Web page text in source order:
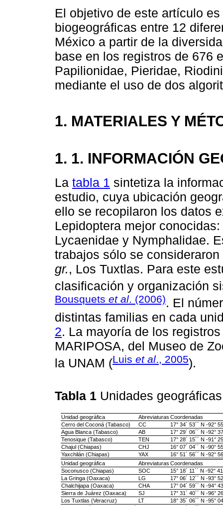
El objetivo de este artículo
biogeográficas entre 12
México a partir de la
base en los registros de 676
Papilionidae, Pieridae,
mediante el uso de dos
1. MATERIALES Y
1. 1. INFORMACIÓN
La tabla 1 sintetiza la
estudio, cuya ubicación
ello se recopilaron los datos
Lepidoptera mejor
Lycaenidae y Nymphalidae.
trabajos sólo se
gr., Los Tuxtlas. Para este
clasificación y organización
Bousquets et al. (2006). El
distintas familias en cada
2. La mayoría de los
MARIPOSA, del Museo de
la UNAM (Luis et al., 2005).
Tabla 1 Unidades
Unidad geográfica Abreviaturas Coordenadas
Cerro del Coconá (Tabasco)
CC
17° 34´ 53´´ N -92°
Agua Blanca (Tabasco)
AB
17° 29´ 06´´ N -92°
Tenosique (Tabasco)
TEN
17° 28´ 15´´ N -91°
Chajul (Chiapas)
CHJ
16° 07´ 04´´ N -90°
Yaxchilán (Chiapas)
YAX
16° 51´ 56´´ N -92°
Unidad geográfica
Abreviaturas Coordenadas
Soconusco (Chiapas)
SOC
15° 18´ 11´´ N -92°
La Gringa (Oaxaca)
LG
17° 06´ 12´´ N -93°
Chalchijapa (Oaxaca)
CHA
17° 04´ 59´´ N -94°
Sierra de Juárez (Oaxaca)
SJ
17° 31´ 40´´ N -96°
Los Tuxtlas (Veracruz)
LT
18° 35´ 06´´ N -95°